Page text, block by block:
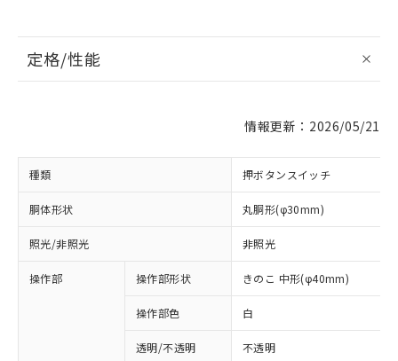
定格/性能
情報更新：2026/05/21
種類 押ボタンスイッチ
胴体形状 丸胴形(φ30mm)
照光/非照光 非照光
操作部 操作部形状 きのこ 中形(φ40mm)
操作部色 白
透明/不透明 不透明